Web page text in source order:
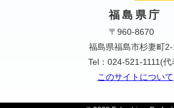
福島県庁
〒960-8670
福島県福島市杉妻町
Tel：024-521-1111(代
このサイトについて